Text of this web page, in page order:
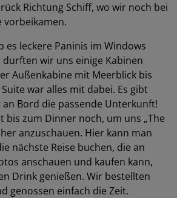
Richtung Schiff, wo wir noch bei
vorbeikamen.
es leckere Paninis im Windows
durften wir uns einige Kabinen
Außenkabine mit Meerblick bis
war alles mit dabei. Es gibt
Bord die passende Unterkunft!
bis zum Dinner noch, um uns „The
anzuschauen. Hier kann man
nächste Reise buchen, die an
anschauen und kaufen kann,
Drink genießen. Wir bestellten
genossen einfach die Zeit.